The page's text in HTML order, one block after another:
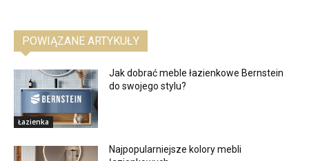
POWIĄZANE ARTYKUŁY
Łazienka
Jak dobrać meble łazienkowe Bernstein
do swojego stylu?
Najpopularniejsze kolory mebli